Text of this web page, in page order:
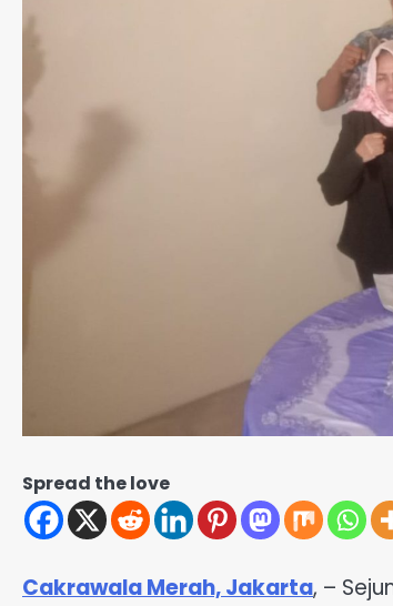
Spread the love
Cakrawala Merah, Jakarta, –